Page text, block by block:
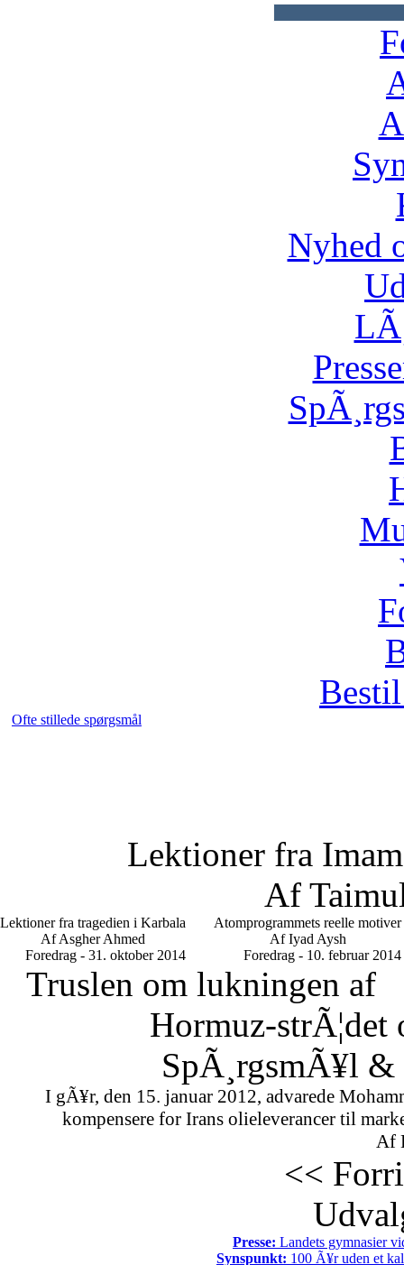
Nyhed
Ofte stillede spørgsmål
Lektioner fra
Af
Lektioner fra tragedien i Karbala
Af Asgher Ahmed
Foredrag - 31. oktober 2014
Atomprogrammets reelle motiver
Af Iyad Aysh
Foredrag - 10. februar 2014
Truslen om lukningen af
Hormuz-
SpÃ¸rgsmÃ¥l
I gÃ¥r, den 15. januar 2012, advarede
kompensere for Irans olieleverancer til
Af
<<
Presse: Landets gymnasier
Synspunkt: 100 Ã¥r uden et